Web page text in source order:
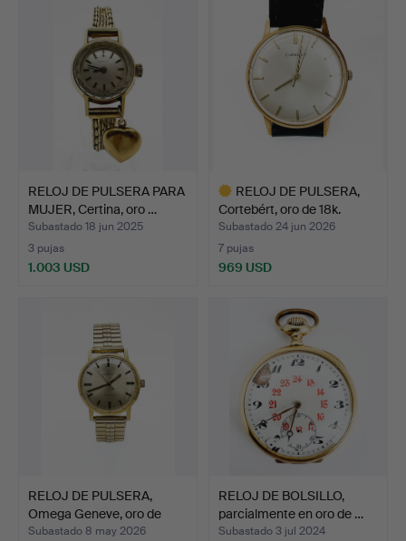
RELOJ DE PULSERA PARA
MUJER, Certina, oro …
Subastado 18 jun 2025
3 pujas
1.003 USD
RELOJ DE PULSERA,
Cortebért, oro de 18k.
Subastado 24 jun 2026
7 pujas
969 USD
seleccionado
RELOJ DE PULSERA,
Omega Geneve, oro de
14k…
Subastado 8 may 2026
RELOJ DE BOLSILLO,
parcialmente en oro de …
Subastado 3 jul 2024